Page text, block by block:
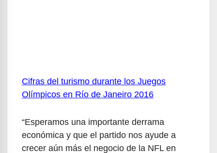
Cifras del turismo durante los Juegos
Olímpicos en Río de Janeiro 2016
“Esperamos una importante derrama
económica y que el partido nos ayude a
crecer aún más el negocio de la NFL en